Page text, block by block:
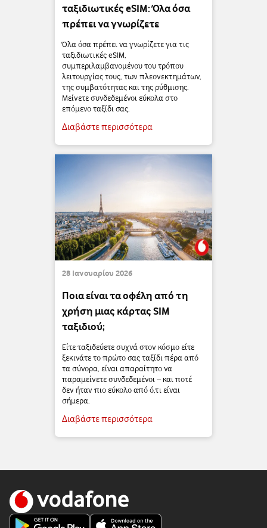
ταξιδιωτικές eSIM: Όλα όσα
πρέπει να γνωρίζετε
Όλα όσα πρέπει να γνωρίζετε για τις
ταξιδιωτικές eSIM,
συμπεριλαμβανομένου του τρόπου
λειτουργίας τους, των πλεονεκτημάτων,
της συμβατότητας και της ρύθμισης.
Μείνετε συνδεδεμένοι εύκολα στο
επόμενο ταξίδι σας.
Διαβάστε περισσότερα
28 Ιανουαρίου 2026
Ποια είναι τα οφέλη από τη
χρήση μιας κάρτας SIM
ταξιδιού;
Είτε ταξιδεύετε συχνά στον κόσμο είτε
ξεκινάτε το πρώτο σας ταξίδι πέρα από
τα σύνορα, είναι απαραίτητο να
παραμείνετε συνδεδεμένοι – και ποτέ
δεν ήταν πιο εύκολο από ό,τι είναι
σήμερα.
Διαβάστε περισσότερα